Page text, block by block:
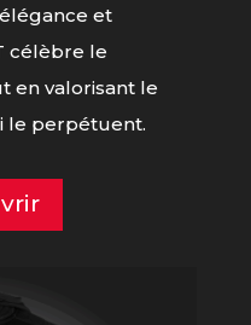
et
célèbre le
en valorisant le
le perpétuent.